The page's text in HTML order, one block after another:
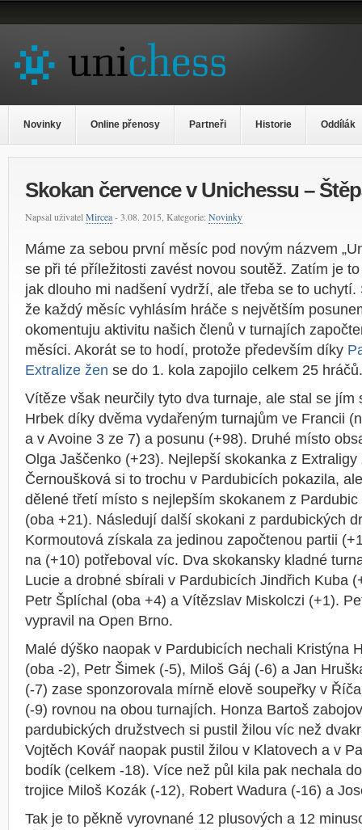
Novinky Online přenosy Partneři Historie Oddílák
Skokan července v Unichessu –
Napsal uživatel Mircea- 3.08. 2015, Kategorie: Novinky
Máme za sebou první měsíc pod novým názvem
se při té příležitosti zavést novou soutěž. Zatím je
jak dlouho mi nadšení vydrží, ale třeba se to
že každý měsíc vyhlásím hráče s největším
okomentuju aktivitu našich členů v turnajích
měsíci. Akorát se to hodí, protože především díky
Extralize žen se do 1. kola zapojilo celkem 25 hráčů.
Vítěze však neurčily tyto dva turnaje, ale stal se jím
Hrbek díky dvěma vydařeným turnajům ve Francii
a v Avoine 3 ze 7) a posunu (+98). Druhé místo
Olga Jaščenko (+23). Nejlepší skokanka z Extraligy
Černoušková si to trochu v Pardubicích pokazila,
dělené třetí místo s nejlepším skokanem z Pardubic
(oba +21). Následují další skokani z pardubických
Kormoutová získala za jedinou započtenou partii
na (+10) potřeboval víc. Dva skokansky kladné
Lucie a drobné sbírali v Pardubicích Jindřich Kuba
Petr Šplíchal (oba +4) a Vítězslav Miskolczi (+1).
vypravil na Open Brno.
Malé dýško naopak v Pardubicích nechali Kristýna
(oba -2), Petr Šimek (-5), Miloš Gáj (-6) a Jan
(-7) zase sponzorovala mírně elově soupeřky v
(-9) rovnou na obou turnajích. Honza Bartoš
pardubických družstvech si pustil žilou víc než
Vojtěch Kovář naopak pustil žilou v Klatovech a v
bodík (celkem -18). Více než půl kila pak nechala
trojice Miloš Kozák (-12), Robert Wadura (-16) a
Tak je to pěkně vyrovnané 12 plusových a 12